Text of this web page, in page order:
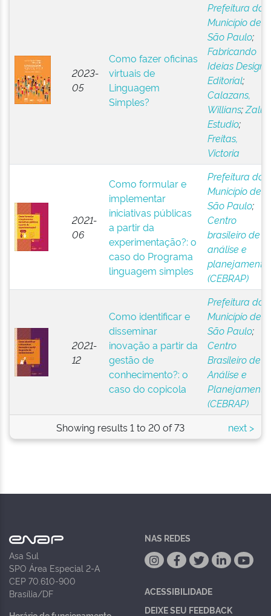
2023-
05
Como fazer oficinas
virtuais de
Linguagem
Simples?
Prefeitura do
Município de
São Paulo;
Fabricando
Ideias Design
Editorial;
Calazans,
Willians;Zalui
Estudio;
Freitas,
Victoria
2021-
06
Como formular e
implementar
iniciativas públicas
a partir da
experimentação?: o
caso do Programa
linguagem simples
Prefeitura do
Município de
São Paulo;
Centro
brasileiro de
análise e
planejamento
(CEBRAP)
2021-
12
Como identificar e
disseminar
inovação a partir da
gestão de
conhecimento?: o
caso do copicola
Prefeitura do
Município de
São Paulo;
Centro
Brasileiro de
Análise e
Planejamento
(CEBRAP)
Showing results 1 to 20 of 73
next >
Asa Sul
SPO Área Especial 2-A
CEP 70.610-900
Brasília/DF
NAS REDES
ACESSIBILIDADE
DEIXE SEU FEEDBACK